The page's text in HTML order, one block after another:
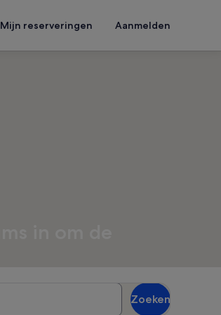
Mijn reserveringen Aanmelden
Zoeken